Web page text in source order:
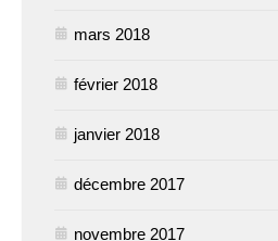
mars 2018
février 2018
janvier 2018
décembre 2017
novembre 2017